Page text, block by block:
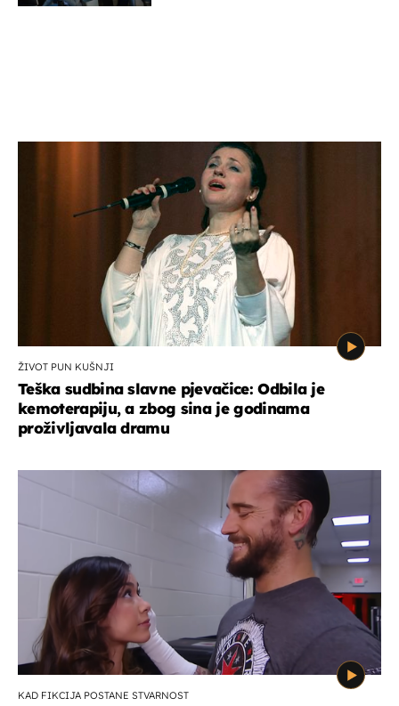
ŽIVOT PUN KUŠNJI
Teška sudbina slavne pjevačice: Odbila je
kemoterapiju, a zbog sina je godinama
proživljavala dramu
KAD FIKCIJA POSTANE STVARNOST